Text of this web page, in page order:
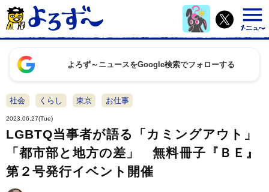
よろず～ニュースをGoogle検索でフォローする
社会 くらし 東京 お仕事
2023.06.27(Tue)
LGBTQ当事者が語る「カミングアウト」
「都市部と地方の差」 無料冊子『ＢＥ』
第２号発行イベント開催